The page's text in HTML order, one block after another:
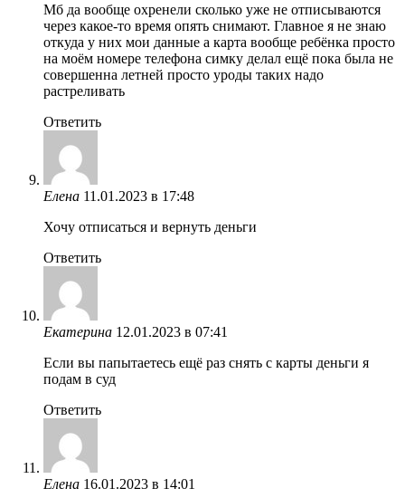
Мб да вообще охренели сколько уже не отписываются
через какое-то время опять снимают. Главное я не знаю
откуда у них мои данные а карта вообще ребёнка просто
на моём номере телефона симку делал ещё пока была не
совершенна летней просто уроды таких надо
растреливать
Ответить
Елена 11.01.2023 в 17:48
Хочу отписаться и вернуть деньги
Ответить
Екатерина 12.01.2023 в 07:41
Если вы папытаетесь ещё раз снять с карты деньги я
подам в суд
Ответить
Елена 16.01.2023 в 14:01